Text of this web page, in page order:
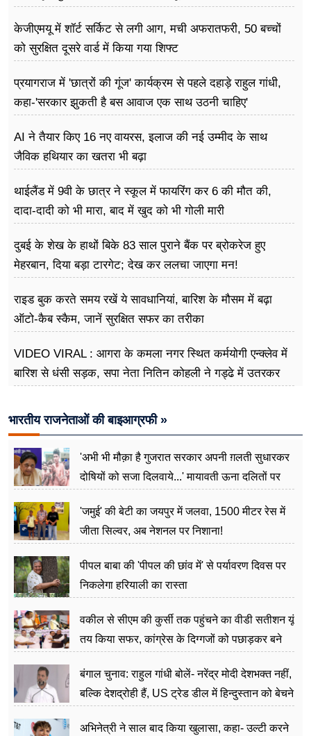
केजीएमयू में शॉर्ट सर्किट से लगी आग, मची अफरातफरी, 50 बच्चों
को सुरक्षित दूसरे वार्ड में किया गया शिफ्ट
प्रयागराज में 'छात्रों की गूंज' कार्यक्रम से पहले दहाड़े राहुल गांधी,
कहा-'सरकार झुकती है बस आवाज एक साथ उठनी चाहिए'
AI ने तैयार किए 16 नए वायरस, इलाज की नई उम्मीद के साथ
जैविक हथियार का खतरा भी बढ़ा
थाईलैंड में 9वी के छात्र ने स्कूल में फायरिंग कर 6 की मौत की,
दादा-दादी को भी मारा, बाद में खुद को भी गोली मारी
दुबई के शेख के हाथों बिके 83 साल पुराने बैंक पर ब्रोकरेज हुए
मेहरबान, दिया बड़ा टारगेट; देख कर ललचा जाएगा मन!
राइड बुक करते समय रखें ये सावधानियां, बारिश के मौसम में बढ़ा
ऑटो-कैब स्कैम, जानें सुरक्षित सफर का तरीका
VIDEO VIRAL : आगरा के कमला नगर स्थित कर्मयोगी एन्क्लेव में
बारिश से धंसी सड़क, सपा नेता नितिन कोहली ने गड्ढे में उतरकर
भारतीय राजनेताओं की बाइआग्रफी »
'अभी भी मौक़ा है गुजरात सरकार अपनी ग़लती सुधारकर
दोषियों को सजा दिलवाये...' मायावती ऊना दलितों पर
'जमुई' की बेटी का जयपुर में जलवा, 1500 मीटर रेस में
जीता सिल्वर, अब नेशनल पर निशाना!
पीपल बाबा की 'पीपल की छांव में' से पर्यावरण दिवस पर
निकलेगा हरियाली का रास्ता
वकील से सीएम की कुर्सी तक पहुंचने का वीडी सतीशन यूं
तय किया सफर, कांग्रेस के दिग्गजों को पछाड़कर बने
बंगाल चुनाव: राहुल गांधी बोलें- नरेंद्र मोदी देशभक्त नहीं,
बल्कि देशद्रोही हैं, US ट्रेड डील में हिन्दुस्तान को बेचने
अभिनेत्री ने साल बाद किया खुलासा, कहा- उल्टी करने